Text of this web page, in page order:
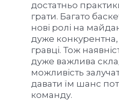
достатньо
грати. Багато
нові ролі на
дуже конкурентна,
гравці. Тож
дуже важлива
можливість
давати їм шанс
команду.